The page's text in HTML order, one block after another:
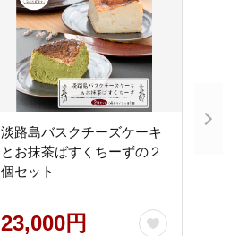
淡路島バスクチーズケーキ
とお抹茶ばすくちーずの２
個セット
23,000円